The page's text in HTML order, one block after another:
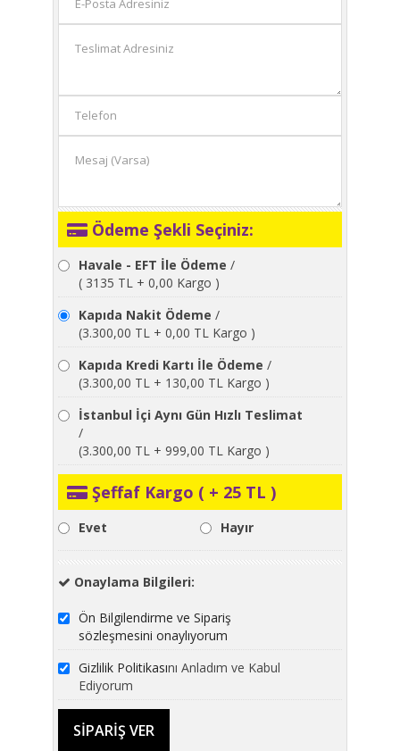
Ödeme Şekli Seçiniz:
Havale - EFT İle Ödeme /
( 3135 TL + 0,00 Kargo )
Kapıda Nakit Ödeme /
(3.300,00 TL + 0,00 TL Kargo )
Kapıda Kredi Kartı İle Ödeme /
(3.300,00 TL + 130,00 TL Kargo )
İstanbul İçi Aynı Gün Hızlı Teslimat
/
(3.300,00 TL + 999,00 TL Kargo )
Şeffaf Kargo ( + 25 TL )
Evet Hayır
Onaylama Bilgileri:
Ön Bilgilendirme ve Sipariş
sözleşmesini onaylıyorum
Gizlilik Politikasını Anladım ve Kabul
Ediyorum